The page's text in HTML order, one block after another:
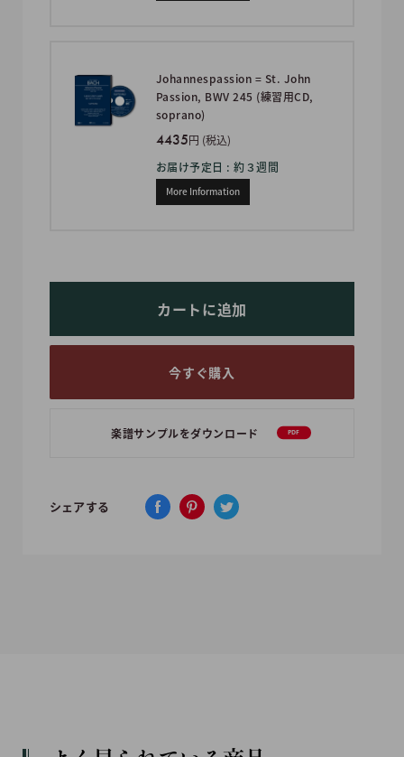
Johannespassion = St. John
Passion, BWV 245 (練習用CD,
soprano)
4435円 (税込)
お届け予定日 : 約３週間
More Information
カートに追加
今すぐ購入
楽譜サンプルをダウンロード PDF
シェアする